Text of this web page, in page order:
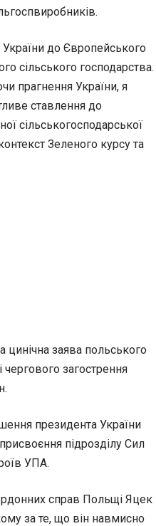
до Європейського
сільського господарства.
прагнення України, я
ставлення до
сільськогосподарської
Зеленого курсу та
заява польського
чергового загострення
президента України
підрозділу Сил
УПА.
справ Польщі Яцек
за те, що він навмисно